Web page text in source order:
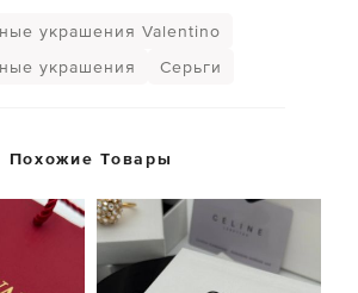
украшения Valentino
украшения
Серьги
Похожие Товары